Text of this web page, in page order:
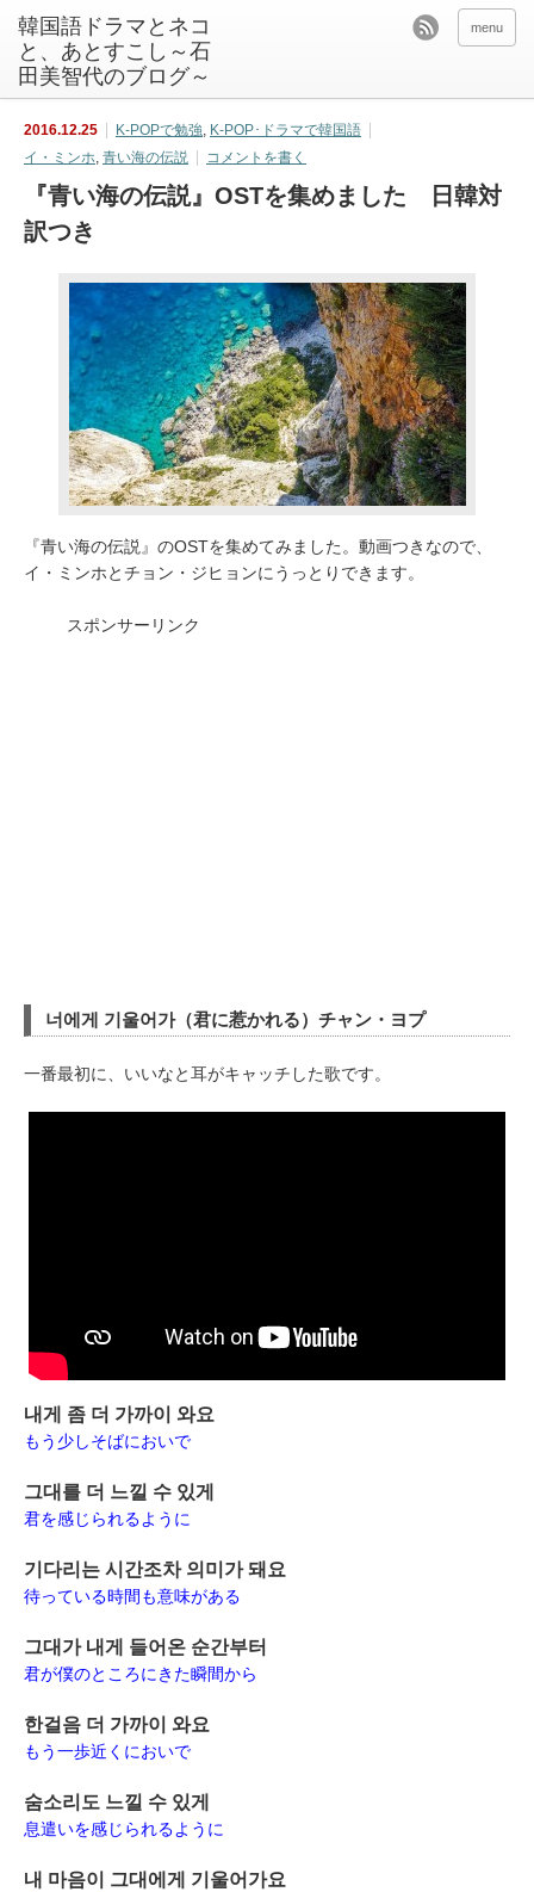
韓国語ドラマとネコ
と、あとすこし～石
田美智代のブログ～
menu
2016.12.25 K-POPで勉強, K-POP･ドラマで韓国語
イ・ミンホ, 青い海の伝説 コメントを書く
『青い海の伝説』OSTを集めました 日韓対
訳つき
『青い海の伝説』のOSTを集めてみました。動画つきなので、
イ・ミンホとチョン・ジヒョンにうっとりできます。
スポンサーリンク
너에게 기울어가（君に惹かれる）チャン・ヨプ
一番最初に、いいなと耳がキャッチした歌です。
내게 좀 더 가까이 와요
もう少しそばにおいで
그대를 더 느낄 수 있게
君を感じられるように
기다리는 시간조차 의미가 돼요
待っている時間も意味がある
그대가 내게 들어온 순간부터
君が僕のところにきた瞬間から
한걸음 더 가까이 와요
もう一歩近くにおいで
숨소리도 느낄 수 있게
息遣いを感じられるように
내 마음이 그대에게 기울어가요